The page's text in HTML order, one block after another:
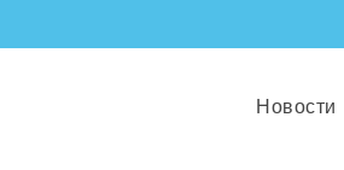
Новости